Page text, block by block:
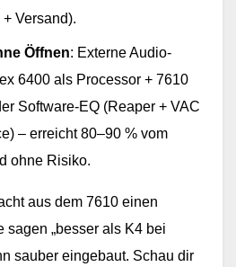
Versand).
Öffnen: Externe Audio-
6400 als Processor + 7610
Software-EQ (Reaper + VAC
– erreicht 80–90 % vom
ohne Risiko.
aus dem 7610 einen
sagen „besser als K4 bei
sauber eingebaut. Schau dir